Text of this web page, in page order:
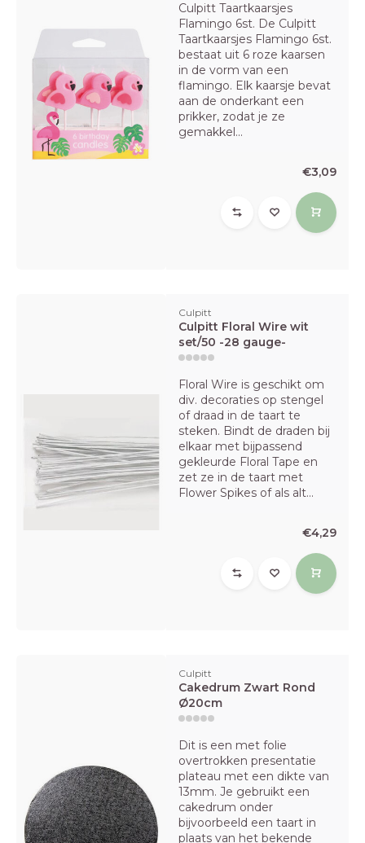
Culpitt Taartkaarsjes
Flamingo 6st. De Culpitt
Taartkaarsjes Flamingo 6st.
bestaat uit 6 roze kaarsen
in de vorm van een
flamingo. Elk kaarsje bevat
aan de onderkant een
prikker, zodat je ze
gemakkel...
€3,09
Culpitt
Culpitt Floral Wire wit
set/50 -28 gauge-
Floral Wire is geschikt om
div. decoraties op stengel
of draad in de taart te
steken. Bindt de draden bij
elkaar met bijpassend
gekleurde Floral Tape en
zet ze in de taart met
Flower Spikes of als alt...
€4,29
Culpitt
Cakedrum Zwart Rond
Ø20cm
Dit is een met folie
overtrokken presentatie
plateau met een dikte van
13mm. Je gebruikt een
cakedrum onder
bijvoorbeeld een taart in
plaats van het bekende